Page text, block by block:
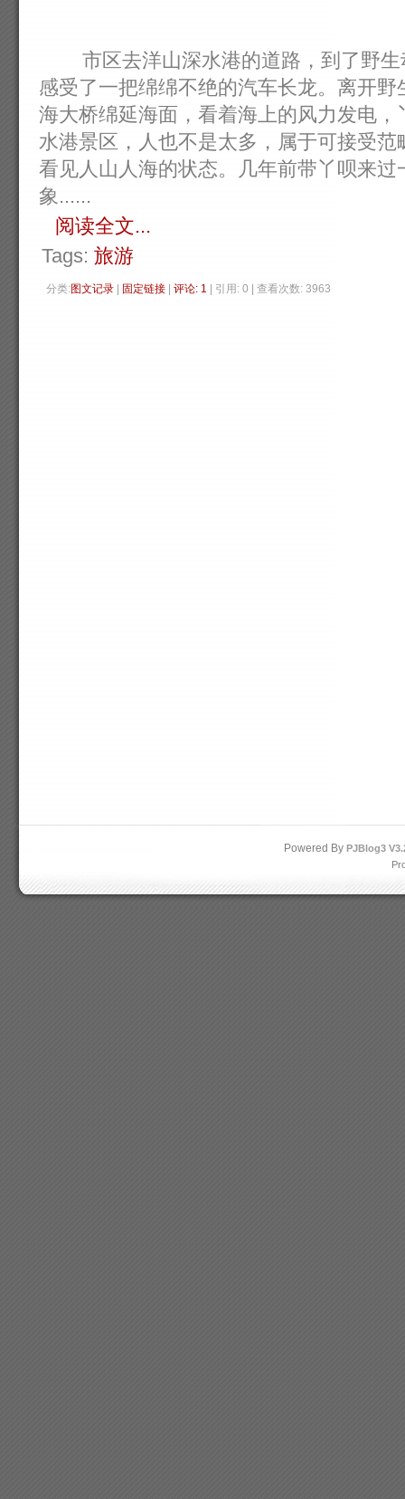
市区去洋山深水港的道路，到了野生
感受了一把绵绵不绝的汽车长龙。离开
海大桥绵延海面，看着海上的风力发电
水港景区，人也不是太多，属于可接受
看见人山人海的状态。几年前带丫呗来
象......
阅读全文...
Tags: 旅游
分类:图文记录 固定链接 评论: 1 | 引用: 0 | 查看次数: 3963
Powered By PJBlog3